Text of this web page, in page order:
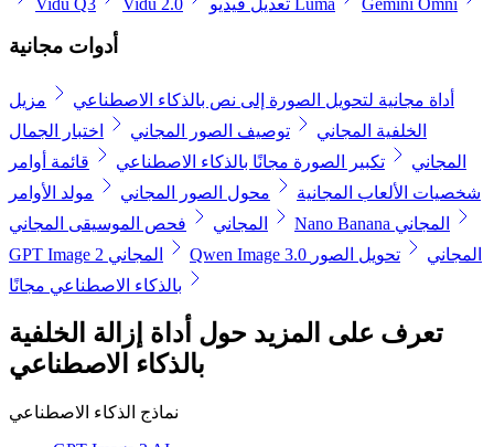
أدوات مجانية
أداة مجانية لتحويل الصورة إلى نص بالذكاء الاصطناعي
مزيل
الخلفية المجاني
توصيف الصور المجاني
اختبار الجمال
المجاني
تكبير الصورة مجانًا بالذكاء الاصطناعي
قائمة أوامر
شخصيات الألعاب المجانية
محول الصور المجاني
مولد الأوامر
المجاني
فحص الموسيقى المجاني
Nano Banana المجاني
GPT Image 2 المجاني
Qwen Image 3.0 المجاني
تحويل الصور
بالذكاء الاصطناعي مجانًا
تعرف على المزيد حول أداة إزالة الخلفية
بالذكاء الاصطناعي
نماذج الذكاء الاصطناعي